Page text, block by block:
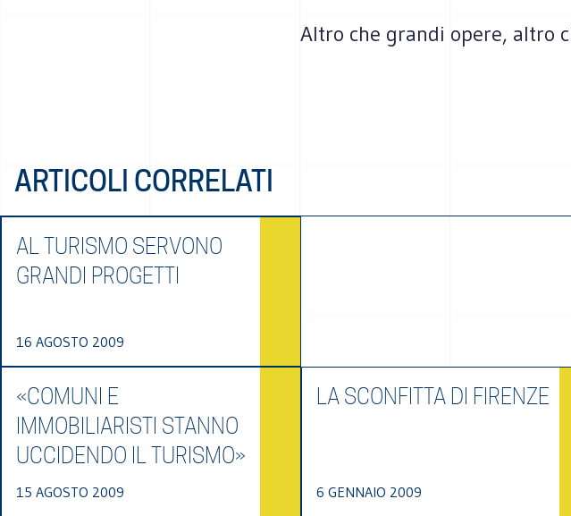
Altro che grandi opere, altro
ARTICOLI CORRELATI
AL TURISMO SERVONO
GRANDI PROGETTI
16 AGOSTO 2009
«COMUNI E
IMMOBILIARISTI STANNO
UCCIDENDO IL TURISMO»
15 AGOSTO 2009
LA SCONFITTA DI FIRENZE
6 GENNAIO 2009